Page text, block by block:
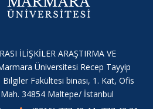
İLİŞKİLER ARAŞTIRMA VE
Üniversitesi Recep Tayyip
Fakültesi binası, 1. Kat, Ofis
34854 Maltepe/ İstanbul